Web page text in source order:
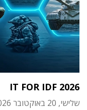
IT FOR IDF 2026
שלישי, 20 באוקטובר 2026